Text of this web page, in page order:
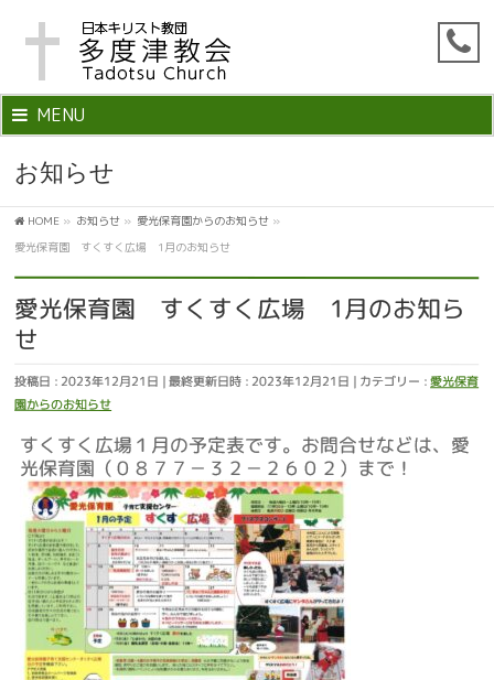
MENU
お知らせ
HOME » お知らせ » 愛光保育園からのお知らせ »
愛光保育園 すくすく広場 1月のお知らせ
愛光保育園 すくすく広場 1月のお知ら
せ
投稿日 : 2023年12月21日 最終更新日時 : 2023年12月21日 カテゴリー :愛光保育
園からのお知らせ
すくすく広場１月の予定表です。お問合せなどは、愛
光保育園（０８７７－３２－２６０２）まで！